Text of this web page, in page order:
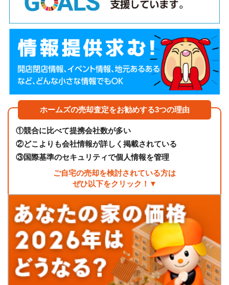
ホームズの売却査定をお勧めする3つの理由
①競合に比べて提携会社数が多い
②どこよりも会社情報が詳しく掲載されている
③国際基準のセキュリティで個人情報を管理
ご自宅の売却を検討されている方は
ぜひ以下をクリック！▼